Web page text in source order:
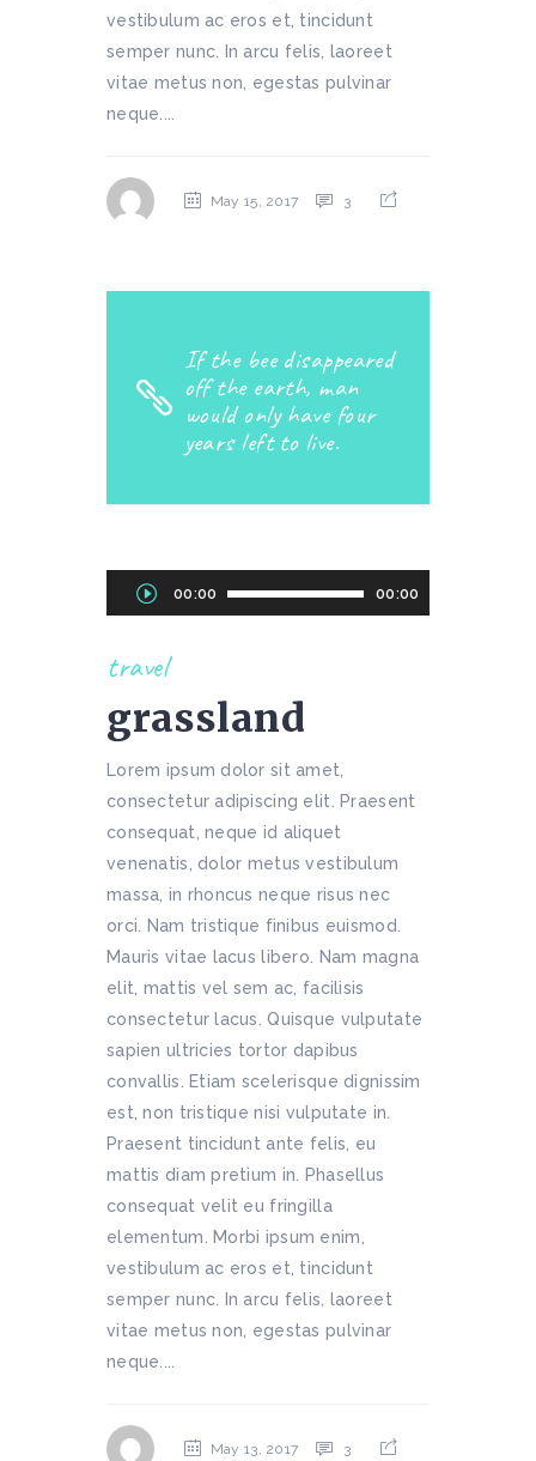
vestibulum ac eros et, tincidunt
semper nunc. In arcu felis, laoreet
vitae metus non, egestas pulvinar
neque....
May 15, 2017 3
If the bee disappeared
off the earth, man
would only have four
years left to live.
Audio
Player
00:00 00:00
travel
grassland
Lorem ipsum dolor sit amet,
consectetur adipiscing elit. Praesent
consequat, neque id aliquet
venenatis, dolor metus vestibulum
massa, in rhoncus neque risus nec
orci. Nam tristique finibus euismod.
Mauris vitae lacus libero. Nam magna
elit, mattis vel sem ac, facilisis
consectetur lacus. Quisque vulputate
sapien ultricies tortor dapibus
convallis. Etiam scelerisque dignissim
est, non tristique nisi vulputate in.
Praesent tincidunt ante felis, eu
mattis diam pretium in. Phasellus
consequat velit eu fringilla
elementum. Morbi ipsum enim,
vestibulum ac eros et, tincidunt
semper nunc. In arcu felis, laoreet
vitae metus non, egestas pulvinar
neque....
May 13, 2017 3